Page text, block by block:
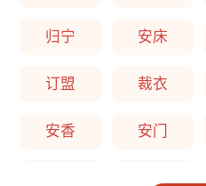
归宁 安床
订盟 裁衣
安香 安门